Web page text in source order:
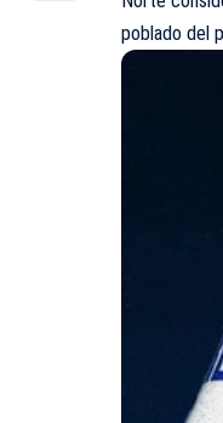
poblado del